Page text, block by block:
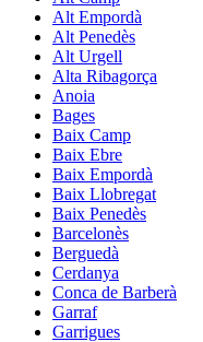
Alt Empordà
Alt Penedès
Alt Urgell
Alta Ribagorça
Anoia
Bages
Baix Camp
Baix Ebre
Baix Empordà
Baix Llobregat
Baix Penedès
Barcelonès
Berguedà
Cerdanya
Conca de Barberà
Garraf
Garrigues